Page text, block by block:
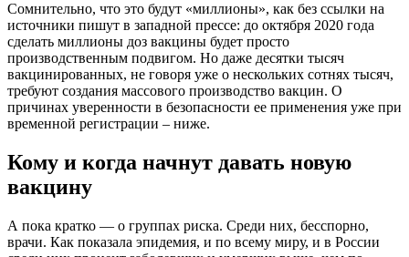
Сомнительно, что это будут «миллионы», как без ссылки на
источники пишут в западной прессе: до октября 2020 года
сделать миллионы доз вакцины будет просто
производственным подвигом. Но даже десятки тысяч
вакцинированных, не говоря уже о нескольких сотнях тысяч,
требуют создания массового производство вакцин. О
причинах уверенности в безопасности ее применения уже при
временной регистрации – ниже.
Кому и когда начнут давать новую
вакцину
А пока кратко — о группах риска. Среди них, бесспорно,
врачи. Как показала эпидемия, и по всему миру, и в России